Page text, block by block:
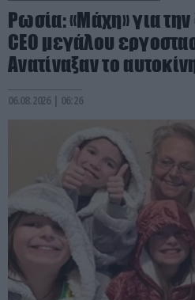
Ρωσία: «Μάχη» για
CEO μεγάλου
Ανατίναξαν το
06.08.2026 | 06:26